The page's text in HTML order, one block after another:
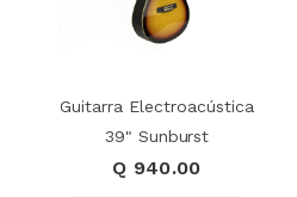
Guitarra Electroacústica
39" Sunburst
Q 940.00